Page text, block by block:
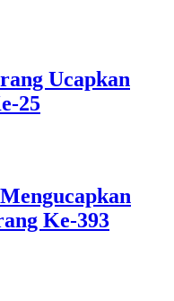
Ucapkan
25
Ke-393